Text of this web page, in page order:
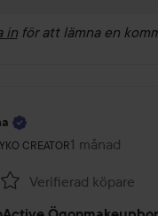
in för att lämna en
CREATORroll: Lyko Creator.
1 månad
Inlägget
Verifierad köpare